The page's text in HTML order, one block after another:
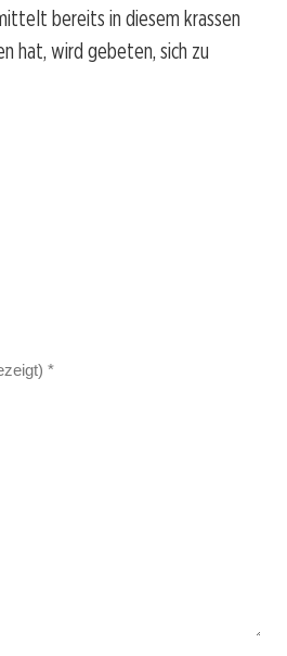
bereits in diesem krassen
hat, wird gebeten, sich zu